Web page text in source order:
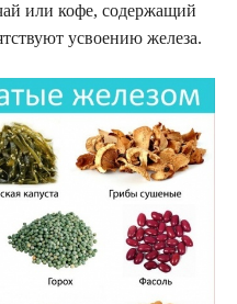
или кофе, содержащий
усвоению железа.